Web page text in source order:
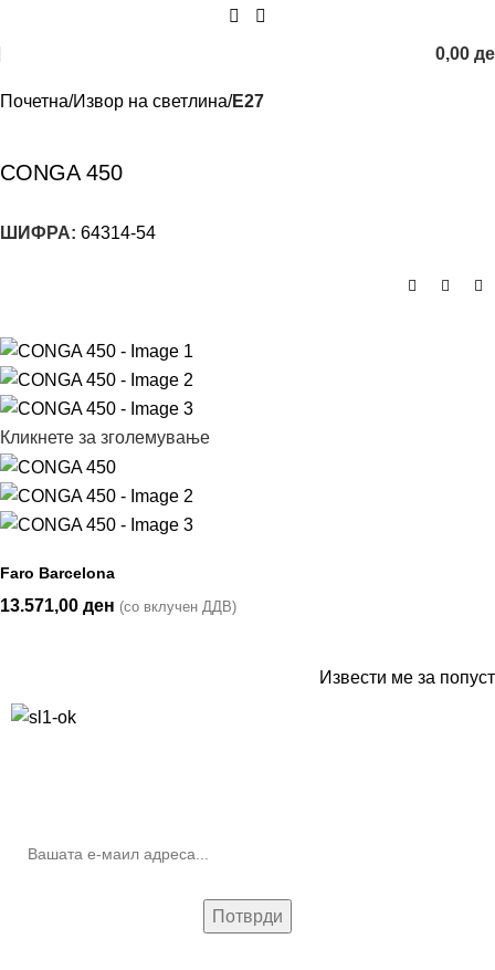
0,00
Почетна Извор на светлина E27
CONGA 450
ШИФРА: 64314-54
Кликнете за зголемување
Faro Barcelona
13.571,00 ден (со вклучен ДДВ)
Извести ме за попуст